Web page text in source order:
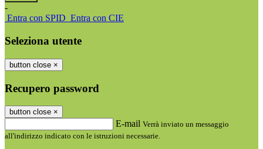
-
Entra con SPID Entra con CIE
Seleziona utente
button close ×
Recupero password
button close ×
E-mail Verrà inviato un messaggio
all'indirizzo indicato con le istruzioni necessarie.